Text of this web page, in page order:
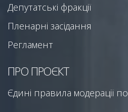
Депутатські фракції
Пленарні засідання
Регламент
ПРО ПРОЄКТ
Єдині правила модерації